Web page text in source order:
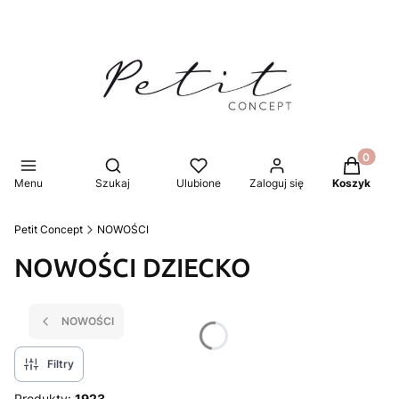
Menu
Otwórz wyszukiwarkę
Szukaj Ulubione Zaloguj się Koszyk
Petit Concept NOWOŚCI
NOWOŚCI DZIECKO
NOWOŚCI
Filtry